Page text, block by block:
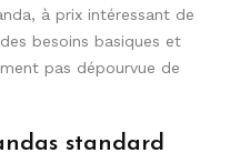
à prix intéressant de
besoins basiques et
pas dépourvue de
standard